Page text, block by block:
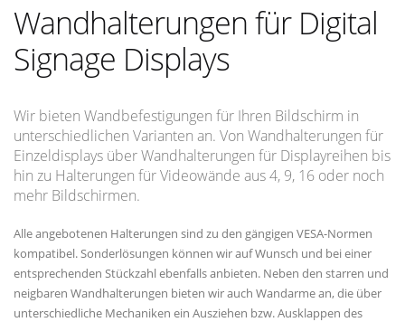
Wandhalterungen für Digital
Signage Displays
Wir bieten Wandbefestigungen für Ihren Bildschirm in
unterschiedlichen Varianten an. Von Wandhalterungen für
Einzeldisplays über Wandhalterungen für Displayreihen bis
hin zu Halterungen für Videowände aus 4, 9, 16 oder noch
mehr Bildschirmen.
Alle angebotenen Halterungen sind zu den gängigen VESA-Normen
kompatibel. Sonderlösungen können wir auf Wunsch und bei einer
entsprechenden Stückzahl ebenfalls anbieten. Neben den starren und
neigbaren Wandhalterungen bieten wir auch Wandarme an, die über
unterschiedliche Mechaniken ein Ausziehen bzw. Ausklappen des